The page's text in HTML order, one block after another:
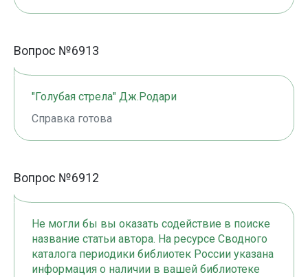
Вопрос №6913
"Голубая стрела" Дж.Родари
Справка готова
Вопрос №6912
Не могли бы вы оказать содействие в поиске
название статьи автора. На ресурсе Сводного
каталога периодики библиотек России указана
информация о наличии в вашей библиотеке